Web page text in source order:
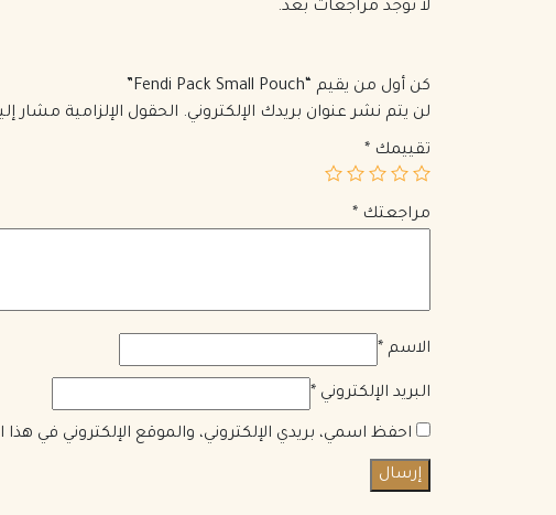
لا توجد مراجعات بعد.
كن أول من يقيم “Fendi Pack Small Pouch”
لن يتم نشر عنوان بريدك الإلكتروني. الحقول الإلزامية مشار
تقييمك *
مراجعتك *
الاسم *
البريد الإلكتروني *
احفظ اسمي، بريدي الإلكتروني، والموقع الإلكتروني في